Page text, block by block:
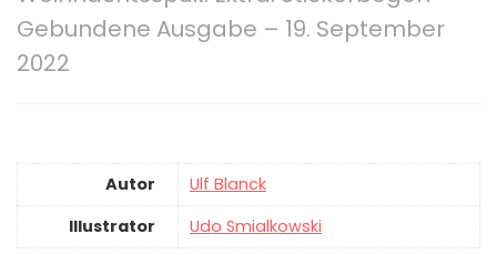
Gebundene Ausgabe – 19. September
2022
Autor
Ulf Blanck
Illustrator
Udo Smialkowski